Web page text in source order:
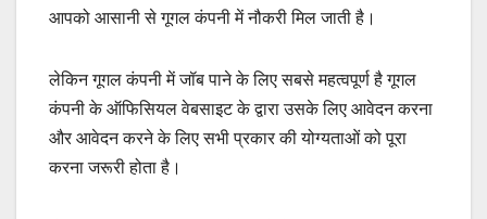
आपको आसानी से गूगल कंपनी में नौकरी मिल जाती है।
लेकिन गूगल कंपनी में जॉब पाने के लिए सबसे महत्वपूर्ण है गूगल
कंपनी के ऑफिसियल वेबसाइट के द्वारा उसके लिए आवेदन करना
और आवेदन करने के लिए सभी प्रकार की योग्यताओं को पूरा
करना जरूरी होता है।